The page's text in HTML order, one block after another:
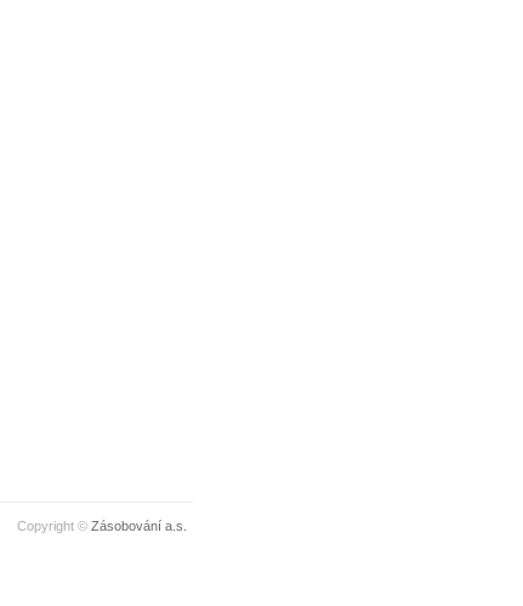
Copyright © Zásobování a.s.